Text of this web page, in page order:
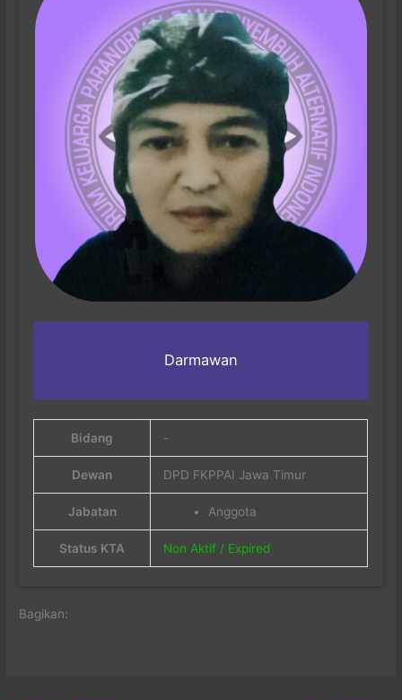
Darmawan
Bidang -
Dewan DPD FKPPAI Jawa Timur
Jabatan Anggota
Status KTA Non Aktif / Expired
Bagikan: